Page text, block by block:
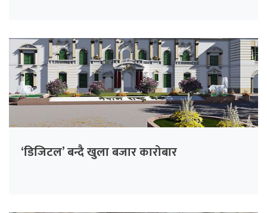
‘डिजिटल’ बन्दै खुला बजार कारोबार